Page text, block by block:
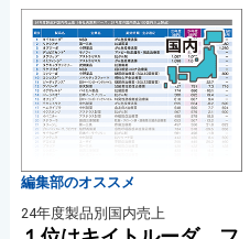
編集部のオススメ
24年度製品別国内売上